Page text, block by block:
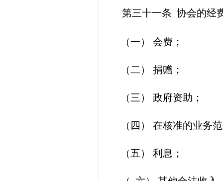
第三十一条 协会的经
（一）会费；
（二）捐赠；
（三）政府资助；
（四）在核准的业务
（五）利息；